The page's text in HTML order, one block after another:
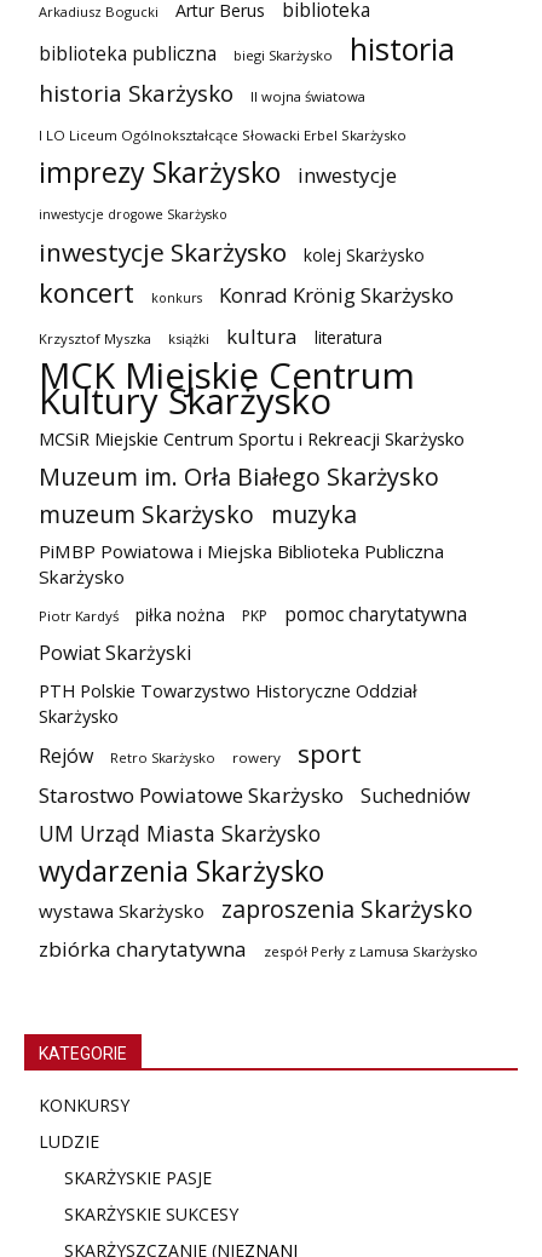
Arkadiusz Bogucki Artur Berus
biblioteka
biblioteka publiczna
biegi Skarżysko historia
historia Skarżysko II wojna światowa
I LO Liceum Ogólnokształcące Słowacki Erbel Skarżysko
imprezy Skarżysko inwestycje
inwestycje drogowe Skarżysko
inwestycje Skarżysko kolej Skarżysko
koncert konkurs Konrad Krönig Skarżysko
Krzysztof Myszka książki kultura literatura
MCK Miejskie Centrum
Kultury Skarżysko
MCSiR Miejskie Centrum Sportu i Rekreacji Skarżysko
Muzeum im. Orła Białego Skarżysko
muzeum Skarżysko
muzyka
PiMBP Powiatowa i Miejska Biblioteka Publiczna
Skarżysko
Piotr Kardyś piłka nożna PKP
pomoc charytatywna
Powiat Skarżyski
PTH Polskie Towarzystwo Historyczne Oddział
Skarżysko
Rejów Retro Skarżysko rowery sport
Starostwo Powiatowe Skarżysko Suchedniów
UM Urząd Miasta Skarżysko
wydarzenia Skarżysko
wystawa Skarżysko zaproszenia Skarżysko
zbiórka charytatywna zespół Perły z Lamusa Skarżysko
KATEGORIE
KONKURSY
LUDZIE
SKARŻYSKIE PASJE
SKARŻYSKIE SUKCESY
SKARŻYSZCZANIE (NIEZNANI